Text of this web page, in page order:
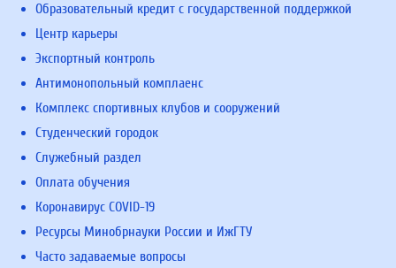
Образовательный кредит с государственной поддержкой
Центр карьеры
Экспортный контроль
Антимонопольный комплаенс
Комплекс спортивных клубов и сооружений
Студенческий городок
Служебный раздел
Оплата обучения
Коронавирус COVID-19
Ресурсы Минобрнауки России и ИжГТУ
Часто задаваемые вопросы